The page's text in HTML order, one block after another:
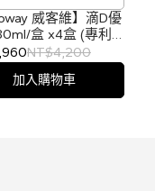
威客維】滴D優
盒 x4盒 (專利
油、維生素D3)
NT$4,200
加入購物車